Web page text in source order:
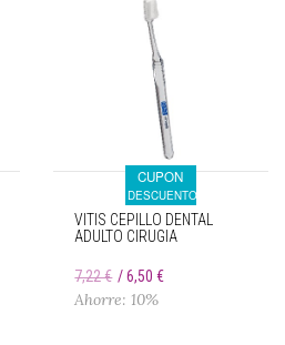
CUPON
DESCUENTO
VITIS CEPILLO DENTAL
ADULTO CIRUGIA
7,22 € 6,50 €
Ahorre: 10%